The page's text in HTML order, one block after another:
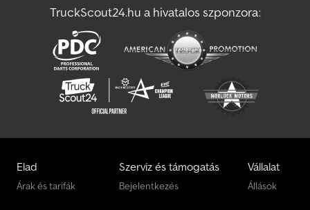
TruckScout24.hu a hivatalos szponzora:
Elad
Árak és tarifák
Szerviz és támogatás
Bejelentkezés
Vállalat
Állások